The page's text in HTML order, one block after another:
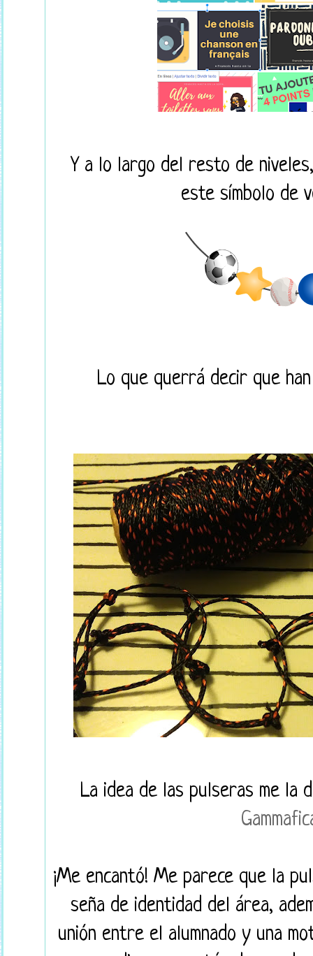
Y a lo largo del resto de
este símbolo de
Lo que querrá decir que
La idea de las pulseras me la
¡Me encantó! Me parece que la
seña de identidad del área,
unión entre el alumnado y una